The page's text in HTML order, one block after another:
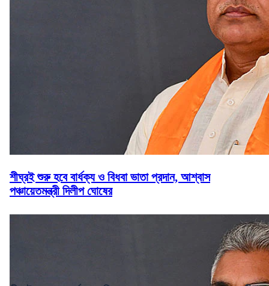
শীঘ্রই শুরু হবে বার্ধক্য ও বিধবা ভাতা প্রদান, আশ্বাস
পঞ্চায়েতমন্ত্রী দিলীপ ঘোষের